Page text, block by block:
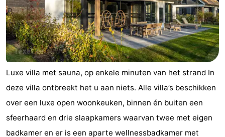
Luxe villa met sauna, op enkele minuten van het strand In
deze villa ontbreekt het u aan niets. Alle villa’s beschikken
over een luxe open woonkeuken, binnen én buiten een
sfeerhaard en drie slaapkamers waarvan twee met eigen
badkamer en er is een aparte wellnessbadkamer met